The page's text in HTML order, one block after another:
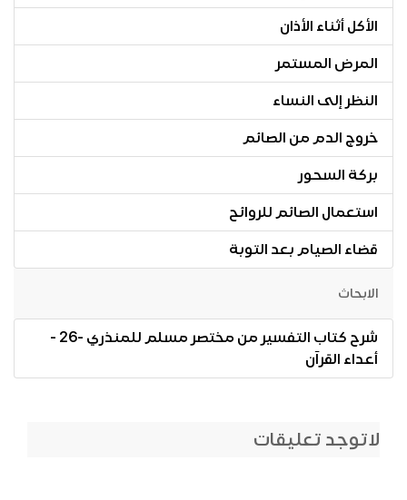
الأكل أثناء الأذان
المرض المستمر
النظر إلى النساء
خروج الدم من الصائم
بركة السحور
استعمال الصائم للروائح
قضاء الصيام بعد التوبة
الابحاث
شرح كتاب التفسير من مختصر مسلم للمنذري -26 -
أعداء القرآن
لاتوجد تعليقات